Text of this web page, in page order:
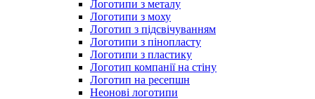
Логотипи з металу
Логотипи з моху
Логотип з підсвічуванням
Логотипи з пінопласту
Логотипи з пластику
Логотип компанії на стіну
Логотип на ресепшн
Неонові логотипи